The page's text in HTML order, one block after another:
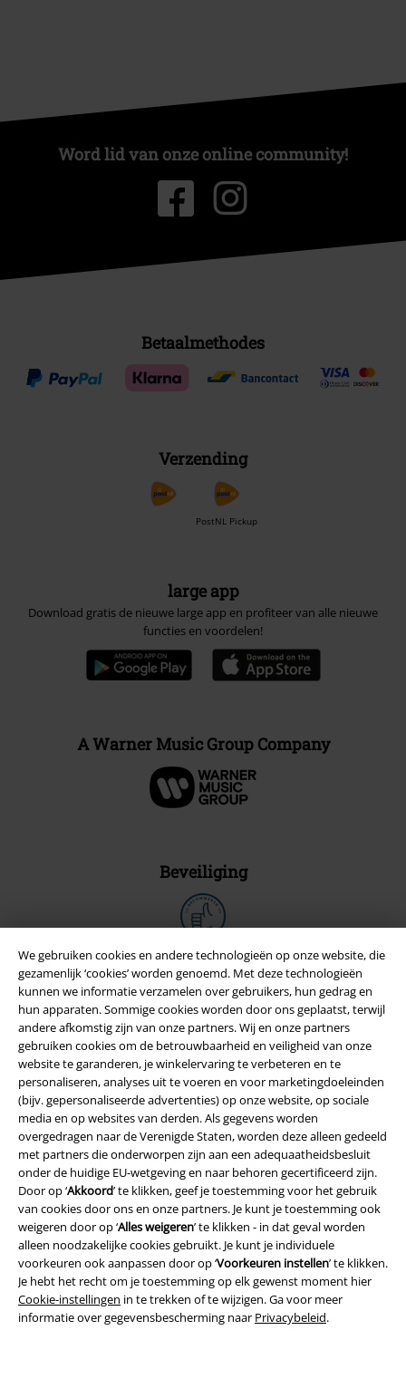
We gebruiken cookies en andere technologieën op onze website, die
gezamenlijk ‘cookies’ worden genoemd. Met deze technologieën
kunnen we informatie verzamelen over gebruikers, hun gedrag en
hun apparaten. Sommige cookies worden door ons geplaatst, terwijl
andere afkomstig zijn van onze partners. Wij en onze partners
gebruiken cookies om de betrouwbaarheid en veiligheid van onze
website te garanderen, je winkelervaring te verbeteren en te
personaliseren, analyses uit te voeren en voor marketingdoeleinden
(bijv. gepersonaliseerde advertenties) op onze website, op sociale
media en op websites van derden. Als gegevens worden
overgedragen naar de Verenigde Staten, worden deze alleen gedeeld
met partners die onderworpen zijn aan een adequaatheidsbesluit
onder de huidige EU-wetgeving en naar behoren gecertificeerd zijn.
Door op ‘Akkoord’ te klikken, geef je toestemming voor het gebruik
van cookies door ons en onze partners. Je kunt je toestemming ook
weigeren door op ‘Alles weigeren’ te klikken - in dat geval worden
alleen noodzakelijke cookies gebruikt. Je kunt je individuele
voorkeuren ook aanpassen door op ‘Voorkeuren instellen’ te klikken.
Je hebt het recht om je toestemming op elk gewenst moment hier
Cookie-instellingen in te trekken of te wijzigen. Ga voor meer
informatie over gegevensbescherming naar Privacybeleid.
Word lid van onze online community!
Betaalmethodes
Verzending
PostNL Pickup
large app
Download gratis de nieuwe large app en profiteer van alle nieuwe
functies en voordelen!
A Warner Music Group Company
Beveiliging
Legal
Algemene Voorwaarden
Bedrijfsgegevens
Privacyverklaring
Verklaring van conformiteit